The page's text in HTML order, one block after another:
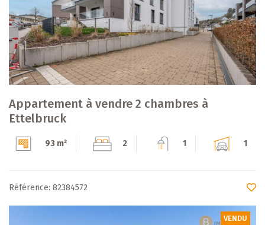
Appartement à vendre 2 chambres à
Ettelbruck
93 m² 2 1 1
Référence: 82384572
VENDU